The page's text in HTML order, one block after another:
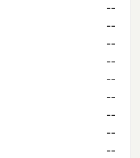
--
--
--
--
--
--
--
--
--